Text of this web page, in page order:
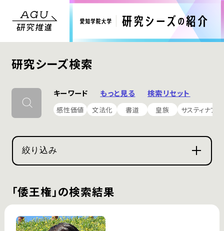
研究シーズ検索
キーワード もっと見る 検索リセット
感性価値 文法化 書道 皇族 サスティナブ
絞り込み
「倭王権」の検索結果